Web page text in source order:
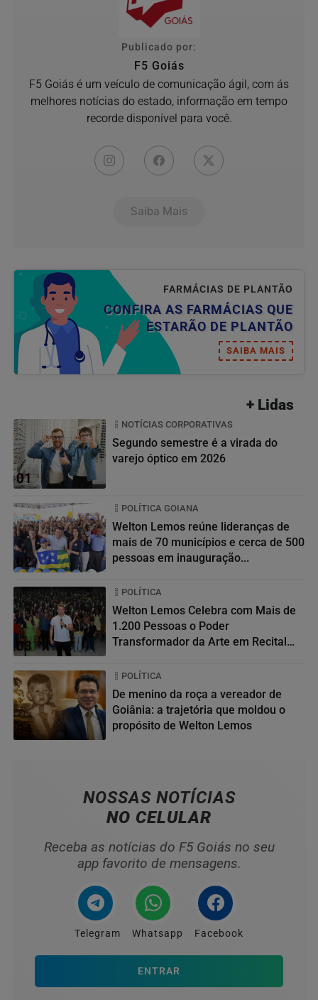
Publicado por:
F5 Goiás
F5 Goiás é um veículo de comunicação ágil, com ás
melhores notícias do estado, informação em tempo
recorde disponível para você.
Saiba Mais
FARMÁCIAS DE PLANTÃO
CONFIRA AS FARMÁCIAS QUE
ESTARÃO DE PLANTÃO
SAIBA MAIS
+ Lidas
01
NOTÍCIAS CORPORATIVAS
Segundo semestre é a virada do
varejo óptico em 2026
02
POLÍTICA GOIANA
Welton Lemos reúne lideranças de
mais de 70 municípios e cerca de 500
pessoas em inauguração...
03
POLÍTICA
Welton Lemos Celebra com Mais de
1.200 Pessoas o Poder
Transformador da Arte em Recital
04
POLÍTICA
De menino da roça a vereador de
Goiânia: a trajetória que moldou o
propósito de Welton Lemos
NOSSAS NOTÍCIAS
NO CELULAR
Receba as notícias do F5 Goiás no seu
app favorito de mensagens.
Telegram Whatsapp Facebook
ENTRAR